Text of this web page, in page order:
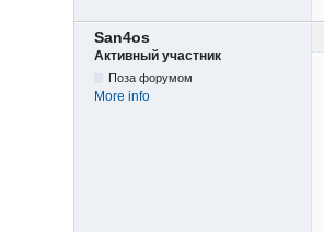
San4os
Активный участник
Поза форумом
More info